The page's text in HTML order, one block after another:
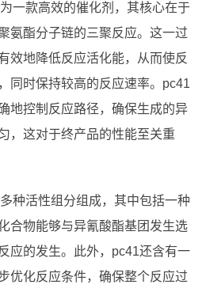
一款高效的催化剂，其核心在于
氨酯分子链的三聚反应。这一过
效地降低反应活化能，从而使反
同时保持较高的反应速率。pc41
地控制反应路径，确保生成的异
，这对于终产品的性能至关重
种活性组分组成，其中包括一种
合物能够与异氰酸酯基团发生选
应的发生。此外，pc41还含有一
优化反应条件，确保整个反应过